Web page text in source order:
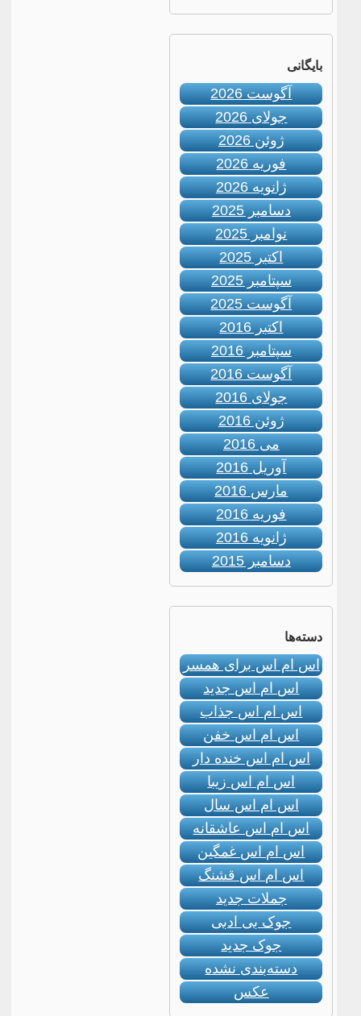
بایگانی
آگوست 2026
جولای 2026
ژوئن 2026
فوریه 2026
ژانویه 2026
دسامبر 2025
نوامبر 2025
اکتبر 2025
سپتامبر 2025
آگوست 2025
اکتبر 2016
سپتامبر 2016
آگوست 2016
جولای 2016
ژوئن 2016
می 2016
آوریل 2016
مارس 2016
فوریه 2016
ژانویه 2016
دسامبر 2015
دسته‌ها
اس ام اس برای همسر
اس ام اس جدید
اس ام اس جذاب
اس ام اس خفن
اس ام اس خنده دار
اس ام اس زیبا
اس ام اس سال
اس ام اس عاشقانه
اس ام اس غمگین
اس ام اس قشنگ
جملات جدید
جوک بی ادبی
جوک جدید
دسته‌بندی نشده
عکس